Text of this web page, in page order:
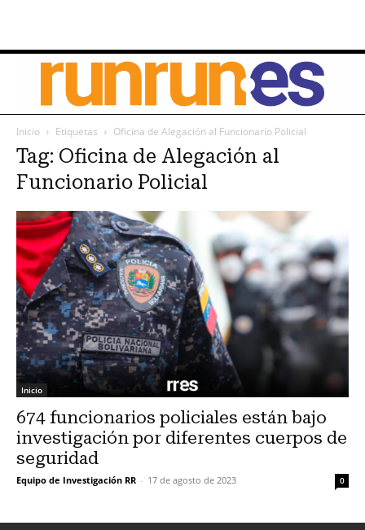
Inicio Etiquetas Oficina de Alegación al Funcionario Policial
Tag: Oficina de Alegación al
Funcionario Policial
Inicio
674 funcionarios policiales están bajo
investigación por diferentes cuerpos de
seguridad
Equipo de Investigación RR - 17 de agosto de 2023 0